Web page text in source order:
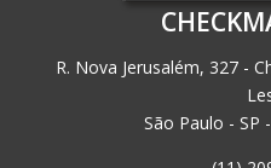
R. Nova Jerusalém, 327 -
São Paulo - SP